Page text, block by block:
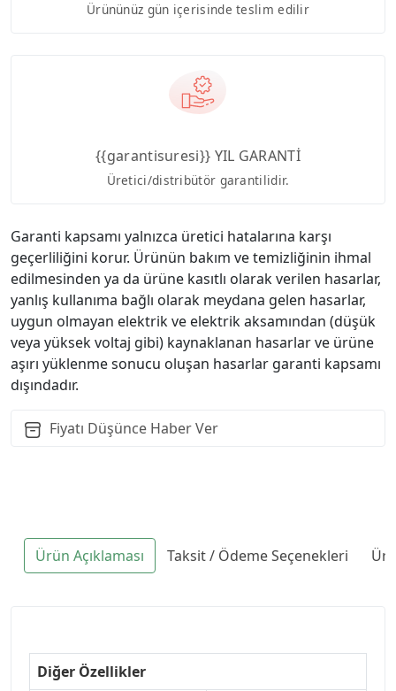
Ürününüz gün içerisinde teslim edilir
{{garantisuresi}} YIL GARANTİ
Üretici/distribütör garantilidir.
Garanti kapsamı yalnızca üretici hatalarına karşı
geçerliliğini korur. Ürünün bakım ve temizliğinin ihmal
edilmesinden ya da ürüne kasıtlı olarak verilen hasarlar,
yanlış kullanıma bağlı olarak meydana gelen hasarlar,
uygun olmayan elektrik ve elektrik aksamından (düşük
veya yüksek voltaj gibi) kaynaklanan hasarlar ve ürüne
aşırı yüklenme sonucu oluşan hasarlar garanti kapsamı
dışındadır.
Fiyatı Düşünce Haber Ver
Ürün Açıklaması Taksit / Ödeme Seçenekleri
Diğer Özellikler